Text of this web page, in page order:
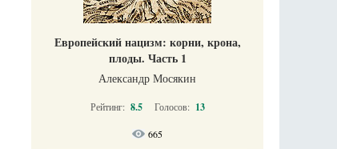
Европейский нацизм: корни, крона,
плоды. Часть 1
Александр Мосякин
Рейтинг: 8.5 Голосов: 13
665